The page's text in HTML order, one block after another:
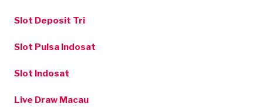
Slot Deposit Tri
Slot Pulsa Indosat
Slot Indosat
Live Draw Macau